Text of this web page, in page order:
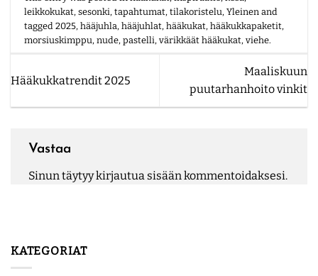
KATEGORIAT
leikkokukat,sesonki,tapahtumat,tilakoristelu,Yleinen and
tagged2025,hääjuhla,hääjuhlat,hääkukat,hääkukkapaketit,
morsiuskimppu,nude,pastelli,värikkäät hääkukat,viehe.
Hääkukkatrendit 2025
Maaliskuun
puutarhanhoito vinkit
Vastaa
Sinun täytyykirjautua sisäänkommentoidaksesi.